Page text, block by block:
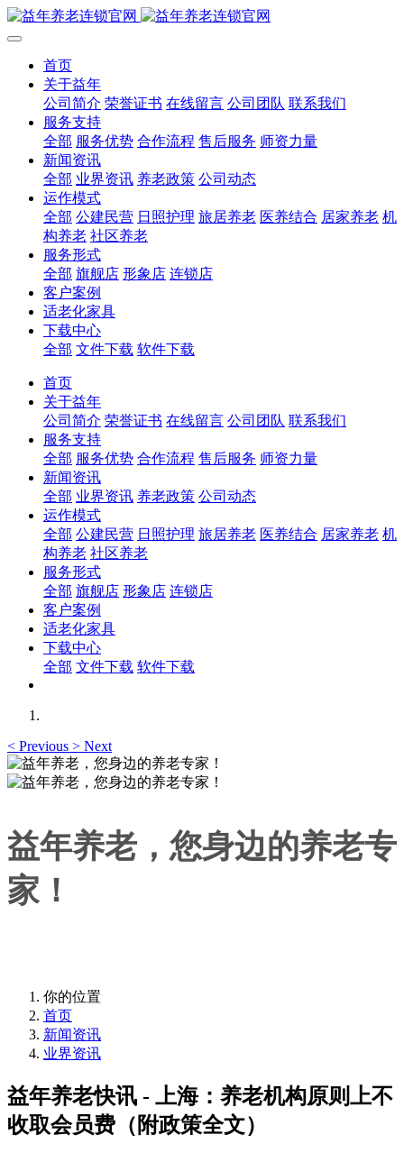
首页
关于益年
公司简介 荣誉证书 在线留言 公司团队 联系我们
服务支持
全部 服务优势 合作流程 售后服务 师资力量
新闻资讯
全部 业界资讯 养老政策 公司动态
运作模式
全部 公建民营 日照护理 旅居养老 医养结合 居家养老 机
构养老 社区养老
服务形式
全部 旗舰店 形象店 连锁店
客户案例
适老化家具
下载中心
全部 文件下载 软件下载
首页
关于益年
公司简介 荣誉证书 在线留言 公司团队 联系我们
服务支持
全部 服务优势 合作流程 售后服务 师资力量
新闻资讯
全部 业界资讯 养老政策 公司动态
运作模式
全部 公建民营 日照护理 旅居养老 医养结合 居家养老 机
构养老 社区养老
服务形式
全部 旗舰店 形象店 连锁店
客户案例
适老化家具
下载中心
全部 文件下载 软件下载
< Previous > Next
益年养老，您身边的养老专
家！
你的位置
首页
新闻资讯
业界资讯
益年养老快讯 - 上海：养老机构原则上不
收取会员费（附政策全文）